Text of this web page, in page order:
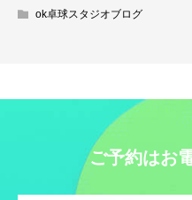
ok卓球スタジオブログ
ご予約はお